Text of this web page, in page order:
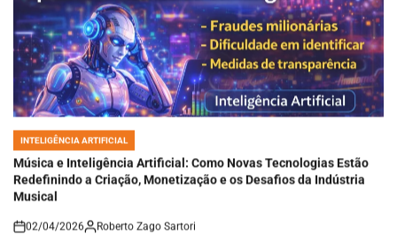
POSTED
IN
INTELIGÊNCIA ARTIFICIAL
Música e Inteligência Artificial: Como Novas Tecnologias Estão
Redefinindo a Criação, Monetização e os Desafios da Indústria
Musical
on